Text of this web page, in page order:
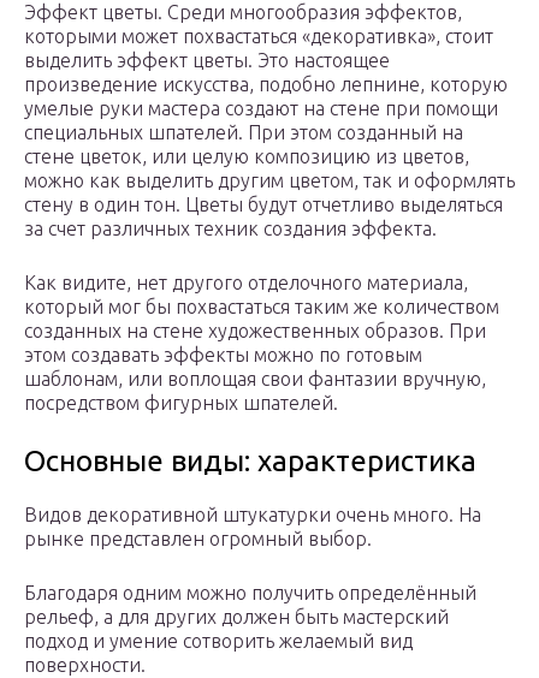
Эффект цветы. Среди многообразия эффектов,
которыми может похвастаться «декоративка», стоит
выделить эффект цветы. Это настоящее
произведение искусства, подобно лепнине, которую
умелые руки мастера создают на стене при помощи
специальных шпателей. При этом созданный на
стене цветок, или целую композицию из цветов,
можно как выделить другим цветом, так и оформлять
стену в один тон. Цветы будут отчетливо выделяться
за счет различных техник создания эффекта.
Как видите, нет другого отделочного материала,
который мог бы похвастаться таким же количеством
созданных на стене художественных образов. При
этом создавать эффекты можно по готовым
шаблонам, или воплощая свои фантазии вручную,
посредством фигурных шпателей.
Основные виды: характеристика
Видов декоративной штукатурки очень много. На
рынке представлен огромный выбор.
Благодаря одним можно получить определённый
рельеф, а для других должен быть мастерский
подход и умение сотворить желаемый вид
поверхности.